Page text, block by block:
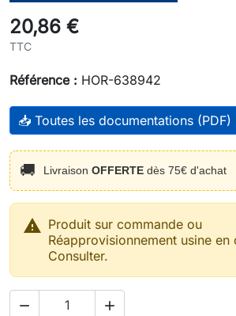
20,86 €
TTC
Référence : HOR-638942
📥 Toutes les documentations (PDF)
🚚 Livraison OFFERTE dès 75€ d'achat
 Produit sur commande ou
Réapprovisionnement usine en
Consulter.
 